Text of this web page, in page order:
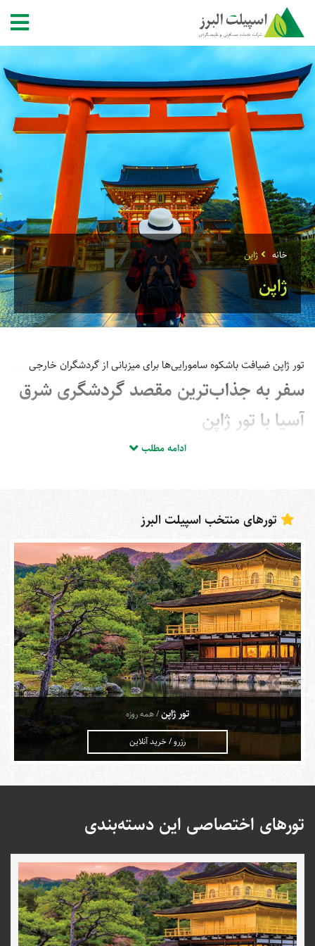
خانه ژاپن
ژاپن
تور ژاپن ضیافت باشکوه سامورایی‌ها برای میزبانی از گردشگران خارجی
سفر به جذاب‌ترین مقصد گردشگری شرق
آسیا با تور ژاپن
مقصدهای بی‌شماری در آسیا و به‌ویژه شرق این قاره برای گردشگری وجود
رفاهی، هتل‌ها و رستوران‌های لوکس و مجهز، دارای طبیعتی بکر، تاریخی
غنی و جاذبه‌های توریستی فراوان است. به همین دلیل در طول سال
گردشگران بسیاری با رزرو تور ژاپن چالشی جدید را برای بازدید از این کشور
شروع می‌کنند. اگر شما هم از جمله افرادی هستید که هزینه سفر به ژاپن
برای شما اهمیت دارد، در این مطلب از شرکت خدمات مسافرتی و
گردشگری اسپیلت البرز با ما همراه باشید تا کاملا با شرایط سفری
مقرون‌به‌صرفه به این کشور آشنا شوید.
ژاپن؛ کشور آفتاب تابان
ژاپن به‌عنوان یکی از برترین مقصدهای تفریحی دنیا، امکانات بی‌نظیری را
برای گردشگران خارجی به وجود آورده است. تکنولوژی‌های منحصربه‌فرد،
جزایر بکر و مناظر دیدنی،معابد توکیوبا معماری‌های ژاپنی، مراکز خرید و
ادامه مطلب
تورهای منتخب اسپیلت البرز
تور ژاپن/ همه روزه
رزرو / خرید آنلاین
تورهای اختصاصی این دسته‌بندی